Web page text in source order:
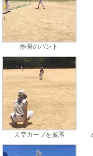
酷暑のバント
天空カーブを披露